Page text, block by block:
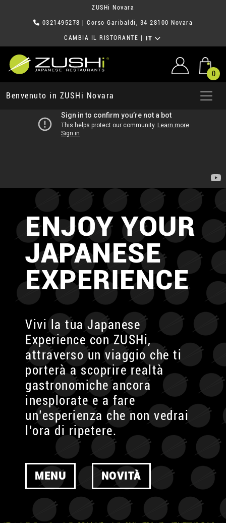
ZUSHi Novara
0321495278 | Corso Garibaldi, 34 28100 Novara
CAMBIA IL RISTORANTE IT
0
Benvenuto in ZUSHi Novara
ENJOY YOUR
JAPANESE
EXPERIENCE
Vivi la tua Japanese
Experience con ZUSHi,
attraversoun viaggio che ti
porterà a scoprire realtà
gastronomiche ancora
inesplorate e a fare
un’esperienza che non vedrai
l’ora di ripetere.
MENU NOVITÀ